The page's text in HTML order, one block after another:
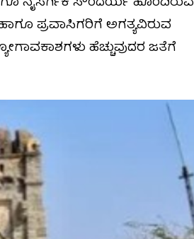
ಪ್ರವಾಸಿಗರಿಗೆ ಅಗತ್ಯವಿರುವ
ಹೆಚ್ಚುವುದರ ಜತೆಗೆ